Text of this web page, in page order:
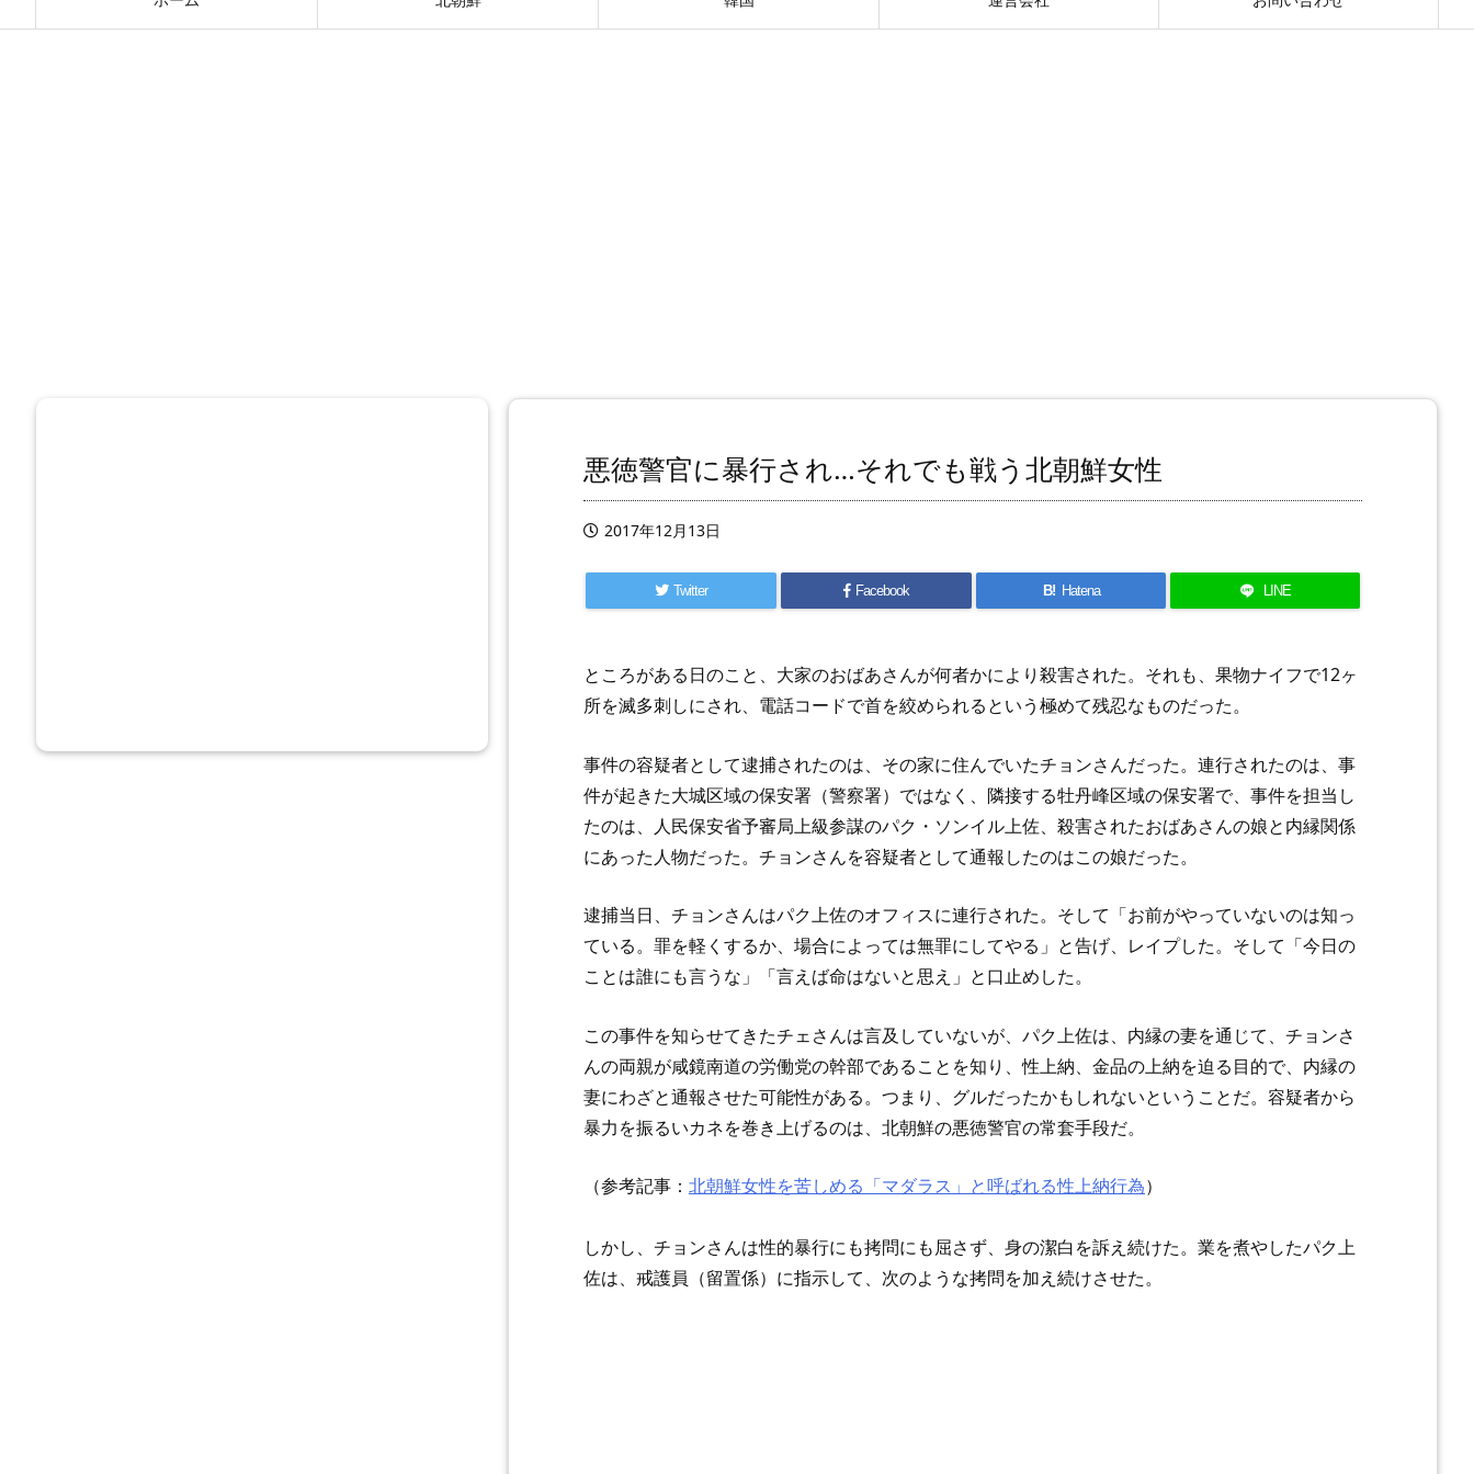
悪徳警官に暴行され…それでも戦う北朝鮮女性
2017年12月13日
Twitter Facebook B! Hatena LINE
ところがある日のこと、大家のおばあさんが何者かにより殺害された。それも、果物ナイフで12ヶ
所を滅多刺しにされ、電話コードで首を絞められるという極めて残忍なものだった。
事件の容疑者として逮捕されたのは、その家に住んでいたチョンさんだった。連行されたのは、事
件が起きた大城区域の保安署（警察署）ではなく、隣接する牡丹峰区域の保安署で、事件を担当し
たのは、人民保安省予審局上級参謀のパク・ソンイル上佐、殺害されたおばあさんの娘と内縁関係
にあった人物だった。チョンさんを容疑者として通報したのはこの娘だった。
逮捕当日、チョンさんはパク上佐のオフィスに連行された。そして「お前がやっていないのは知っ
ている。罪を軽くするか、場合によっては無罪にしてやる」と告げ、レイプした。そして「今日の
ことは誰にも言うな」「言えば命はないと思え」と口止めした。
この事件を知らせてきたチェさんは言及していないが、パク上佐は、内縁の妻を通じて、チョンさ
んの両親が咸鏡南道の労働党の幹部であることを知り、性上納、金品の上納を迫る目的で、内縁の
妻にわざと通報させた可能性がある。つまり、グルだったかもしれないということだ。容疑者から
暴力を振るいカネを巻き上げるのは、北朝鮮の悪徳警官の常套手段だ。
（参考記事： 北朝鮮女性を苦しめる「マダラス」と呼ばれる性上納行為）
しかし、チョンさんは性的暴行にも拷問にも屈さず、身の潔白を訴え続けた。業を煮やしたパク上
佐は、戒護員（留置係）に指示して、次のような拷問を加え続けさせた。